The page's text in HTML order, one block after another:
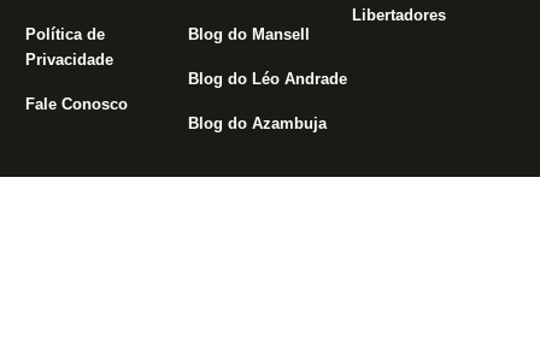
Política de
Privacidade
Fale Conosco
Blog do Mansell
Blog do Léo Andrade
Blog do Azambuja
Libertadores